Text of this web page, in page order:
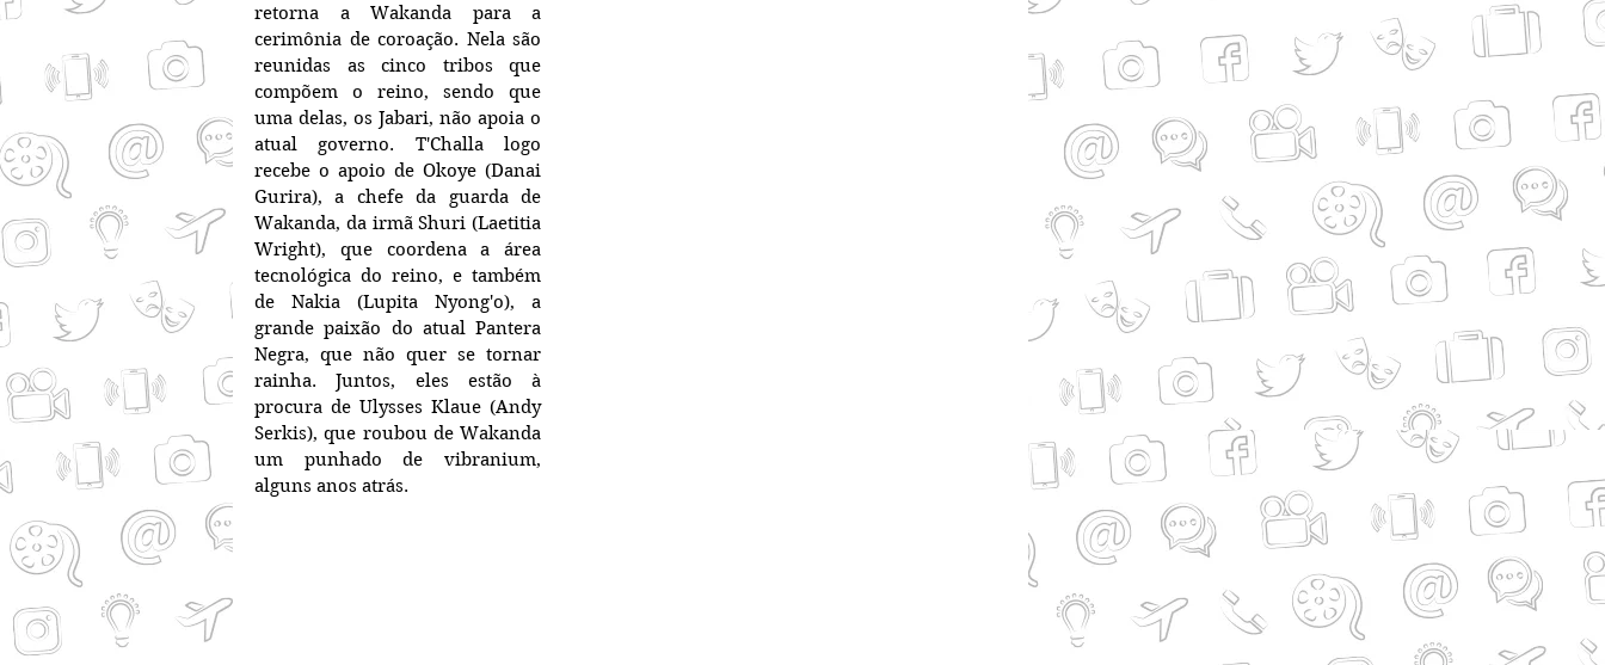
retorna a Wakanda para a
cerimônia de coroação. Nela são
reunidas as cinco tribos que
compõem o reino, sendo que
uma delas, os Jabari, não apoia o
atual governo. T'Challa logo
recebe o apoio de Okoye (Danai
Gurira), a chefe da guarda de
Wakanda, da irmã Shuri (Laetitia
Wright), que coordena a área
tecnológica do reino, e também
de Nakia (Lupita Nyong'o), a
grande paixão do atual Pantera
Negra, que não quer se tornar
rainha. Juntos, eles estão à
procura de Ulysses Klaue (Andy
Serkis), que roubou de Wakanda
um punhado de vibranium,
alguns anos atrás.